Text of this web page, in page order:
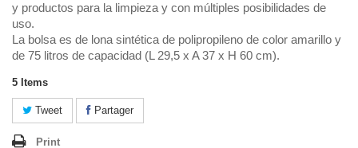
y productos para la limpieza y con múltiples posibilidades de
uso.
La bolsa es de lona sintética de polipropileno de color amarillo y
de 75 litros de capacidad (L 29,5 x A 37 x H 60 cm).
5 Items
Tweet Partager
Print